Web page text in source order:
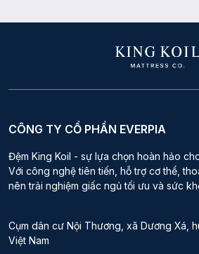
CÔNG TY CỔ PHẦN EVERPIA
Đệm King Koil - sự lựa chọn hoàn hảo
Với công nghệ tiên tiến, hỗ trợ cơ thể,
nên trải nghiệm giấc ngủ tối ưu và sức
Cụm dân cư Nội Thương, xã Dương Xá,
Việt Nam